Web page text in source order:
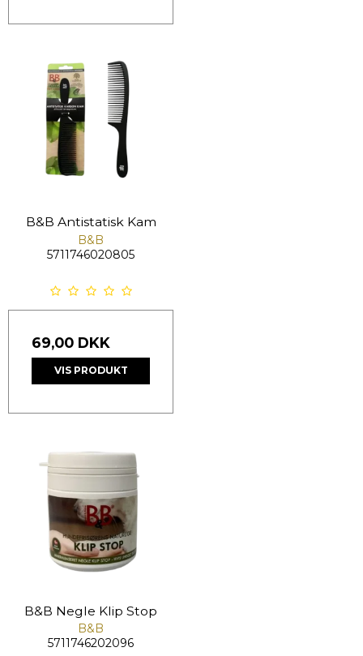
B&B Antistatisk Kam
B&B
5711746020805
69,00 DKK
VIS PRODUKT
B&B Negle Klip Stop
B&B
5711746202096